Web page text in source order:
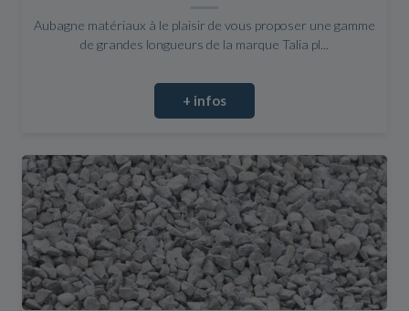
Aubagne matériaux à le plaisir de vous proposer une gamme
de grandes longueurs de la marque Talia pl...
+ infos